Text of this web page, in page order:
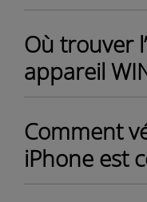
Où trouver
appareil
Comment
iPhone est